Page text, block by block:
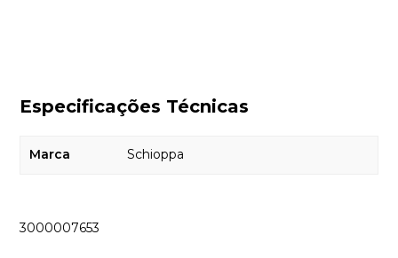
Especificações Técnicas
Marca Schioppa
3000007653